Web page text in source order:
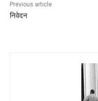
Previous article
निवेदन